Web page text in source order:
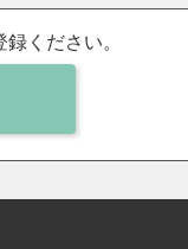
ください。